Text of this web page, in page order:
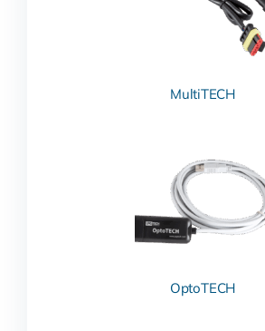
MultiTECH
OptoTECH